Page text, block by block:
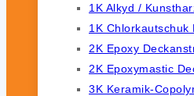
1K Alkyd /
1K Chlorkautschuk
2K Epoxy
2K Epoxymastic
3K Keramik-